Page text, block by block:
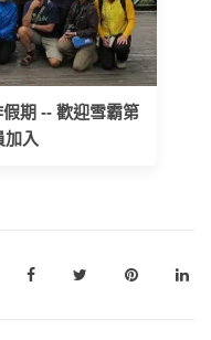
期 -- 歡迎雪霸第
加入